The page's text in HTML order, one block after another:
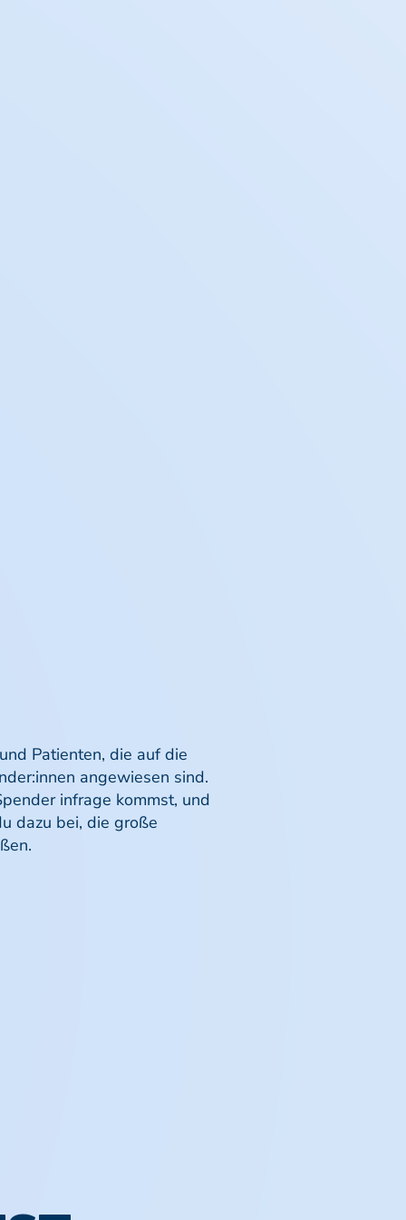
Patienten, die auf die
angewiesen sind.
infrage kommst, und
dazu bei, die große